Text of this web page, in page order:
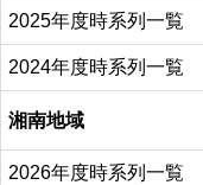
2025年度時系列一覧
2024年度時系列一覧
湘南地域
2026年度時系列一覧